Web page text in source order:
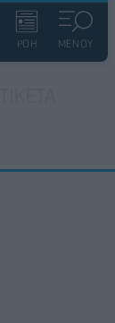
ΡΟΗ ΜΕΝΟΥ